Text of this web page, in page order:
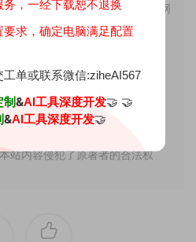
是基于GitHub上的开源项目或网
调试整合修复等深度二次开发出
属于原著者所有，故所提供资源
于非法用途，也请勿直接商用。
切责任均由使用者承担。更多说
本站所有文章，如无特殊说明
任何个人或组织，在未征得本站
集、发布本站内容到任何网站、
站内容侵犯了原著者的合法权
，一经下载恕不退换
求，确定电脑满足配置
单或联系微信:ziheAI567
&AI工具深度开发🤝 🤝
&AI工具深度开发🤝